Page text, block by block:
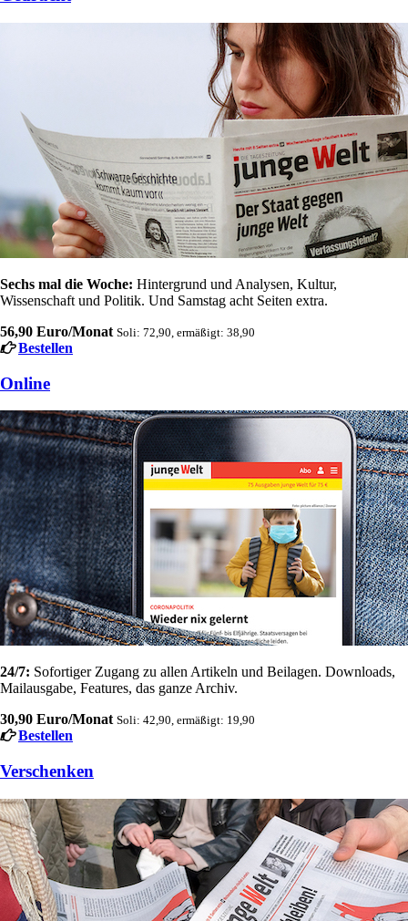
Sechs mal die Woche: Hintergrund und Analysen, Kultur,
Wissenschaft und Politik. Und Samstag acht Seiten extra.
56,90 Euro/Monat Soli: 72,90, ermäßigt: 38,90
Bestellen
Online
24/7: Sofortiger Zugang zu allen Artikeln und Beilagen. Downloads,
Mailausgabe, Features, das ganze Archiv.
30,90 Euro/Monat Soli: 42,90, ermäßigt: 19,90
Bestellen
Verschenken